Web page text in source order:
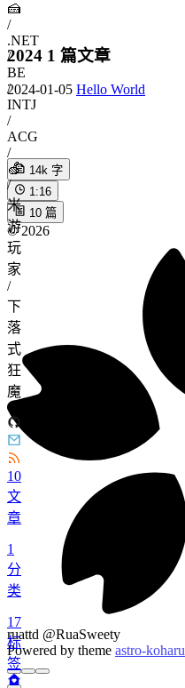
🍰
/
.NET
/
BE
/
INTJ
/
ACG
/
🍏
/
米
游
玩
家
/
下
落
式
狂
魔
10
文
章
1
分
类
17
标
签
2024 1 篇文章
2024-01-05 Hello World
14k 字
1:16
10 篇
© 2026
ruattd @RuaSweety
Powered by theme astro-koharu